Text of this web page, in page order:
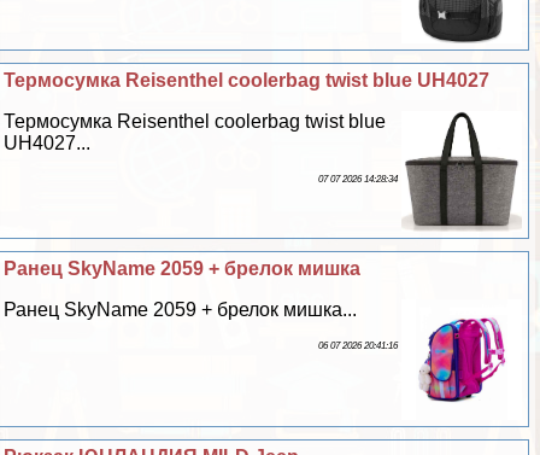
Термосумка Reisenthel coolerbag twist blue UH4027
Термосумка Reisenthel coolerbag twist blue
UH4027...
07 07 2026 14:28:34
Ранец SkyName 2059 + брелок мишка
Ранец SkyName 2059 + брелок мишка...
06 07 2026 20:41:16